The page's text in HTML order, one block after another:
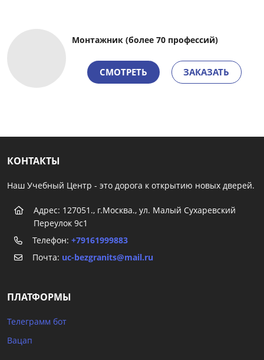
Монтажник (более 70 профессий)
СМОТРЕТЬ ЗАКАЗАТЬ
КОНТАКТЫ
Наш Учебный Центр - это дорога к открытию новых дверей.
Адрес: 127051., г.Москва., ул. Малый Сухаревский
Переулок 9с1
Телефон: +79161999883
Почта: uc-bezgranits@mail.ru
ПЛАТФОРМЫ
Телеграмм бот
Вацап